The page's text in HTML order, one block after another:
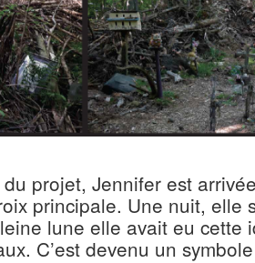
projet, Jennifer est
principale. Une nuit, elle
lune elle avait eu cette
C’est devenu un